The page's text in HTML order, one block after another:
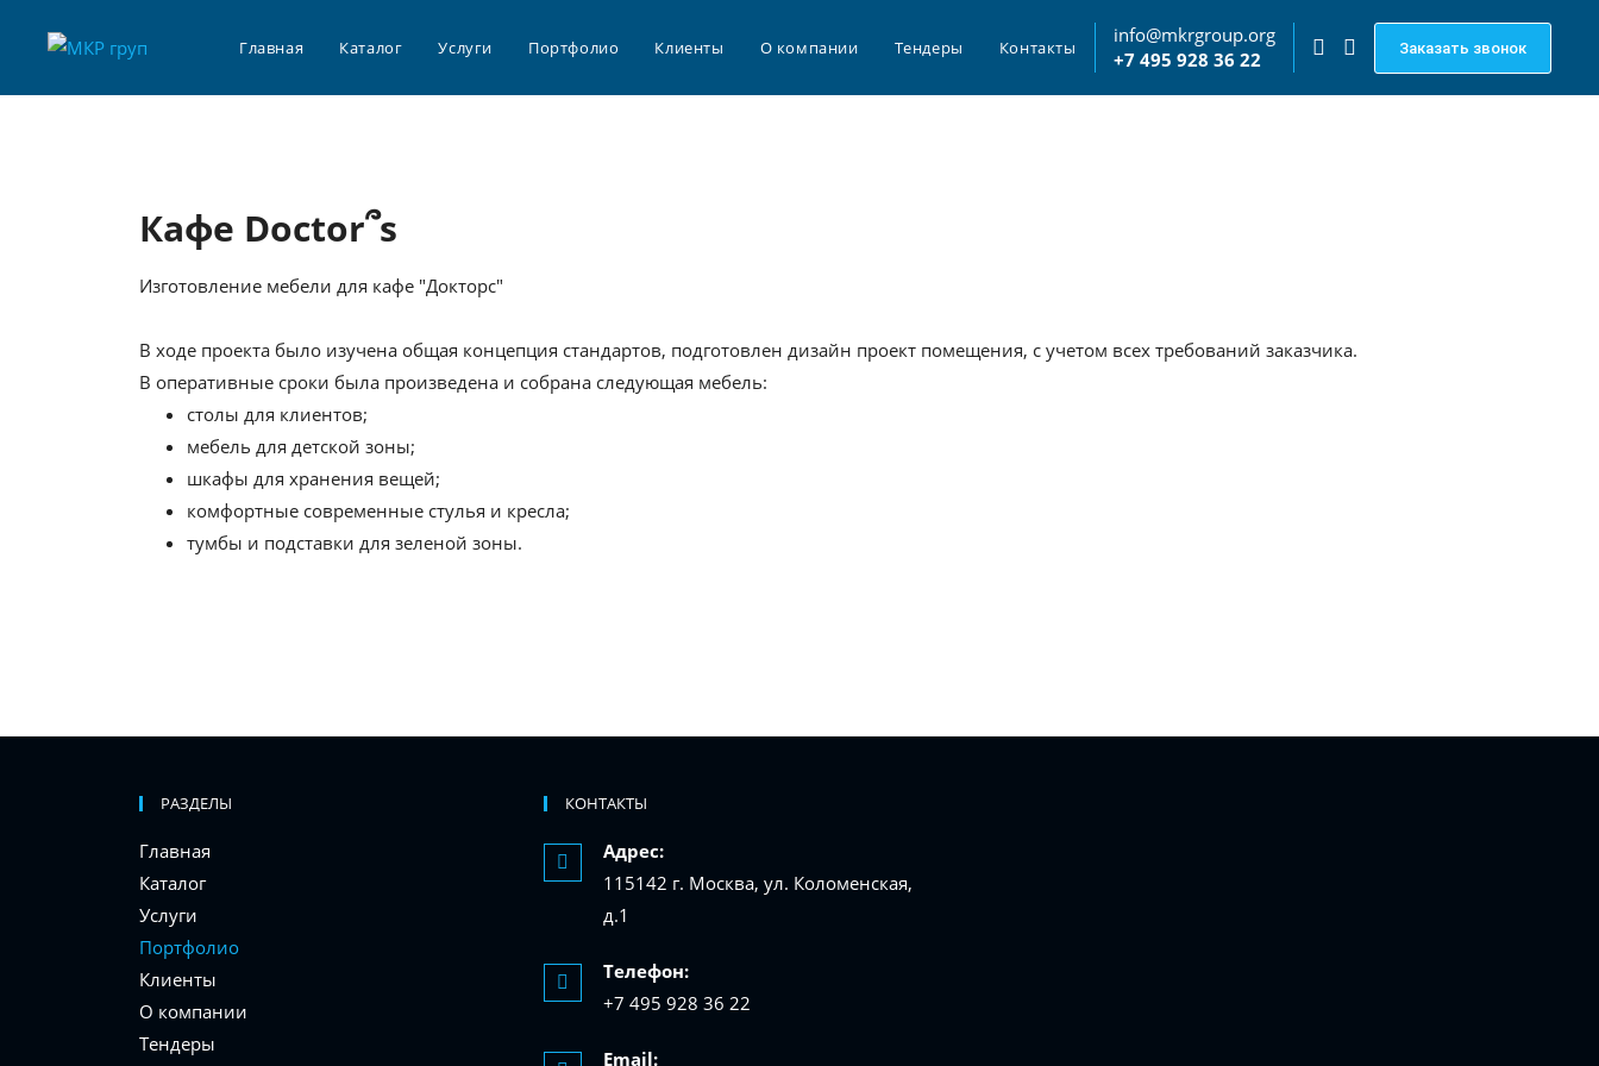
Главная Каталог Услуги Портфолио Клиенты О компании Тендеры Контакты
info@mkrgroup.org
+7 495 928 36 22
Заказать звонок
Кафе Doctor՞s
Изготовление мебели для кафе "Докторс"
В ходе проекта было изучена общая концепция стандартов, подготовлен дизайн проект помещения, с учетом всех требований заказчика.
В оперативные сроки была произведена и собрана следующая мебель:
столы для клиентов;
мебель для детской зоны;
шкафы для хранения вещей;
комфортные современные стулья и кресла;
тумбы и подставки для зеленой зоны.
РАЗДЕЛЫ
Главная
Каталог
Услуги
Портфолио
Клиенты
О компании
Тендеры
КОНТАКТЫ
Адрес:
115142 г. Москва, ул. Коломенская,
д.1
Телефон:
+7 495 928 36 22
Email: